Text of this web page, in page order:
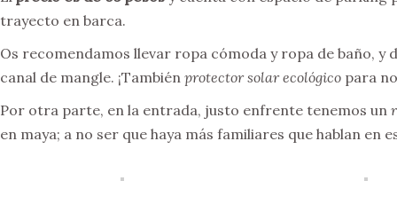
trayecto en barca.
Os recomendamos llevar ropa cómoda y ropa de baño, y
canal de mangle. ¡También protector solar ecológico para
Por otra parte, en la entrada, justo enfrente tenemos un
en maya; a no ser que haya más familiares que hablan